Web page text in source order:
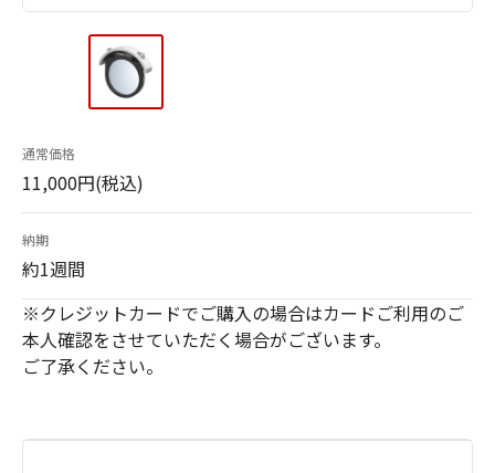
通常価格
11,000円(税込)
納期
約1週間
※クレジットカードでご購入の場合はカードご利用のご
本人確認をさせていただく場合がございます。
ご了承ください。